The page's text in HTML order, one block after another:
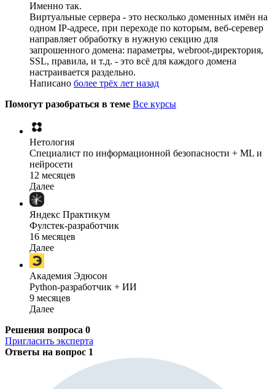
Именно так.
Виртуальные сервера - это несколько доменных имён на
одном IP-адресе, при переходе по которым, веб-серевер
направляет обработку в нужную секцию для
запрошенного домена: параметры, webroot-директория,
SSL, правила, и т.д. - это всё для каждого домена
настраивается раздельно.
Написано более трёх лет назад
Помогут разобраться в теме Все курсы
Нетология
Специалист по информационной безопасности + ML и
нейросети
12 месяцев
Далее
Яндекс Практикум
Фулстек-разработчик
16 месяцев
Далее
Академия Эдюсон
Python-разработчик + ИИ
9 месяцев
Далее
Решения вопроса 0
Пригласить эксперта
Ответы на вопрос 1